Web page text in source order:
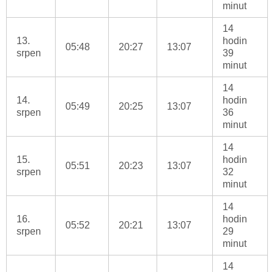
minut
13.
srpen
05:48 20:27 13:07
14
hodin
39
minut
14.
srpen
05:49 20:25 13:07
14
hodin
36
minut
15.
srpen
05:51 20:23 13:07
14
hodin
32
minut
16.
srpen
05:52 20:21 13:07
14
hodin
29
minut
14